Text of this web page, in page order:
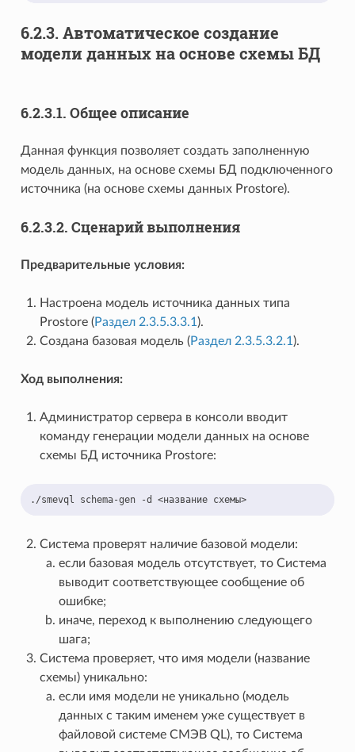
6.2.3. Автоматическое создание
модели данных на основе схемы БД
6.2.3.1. Общее описание
Данная функция позволяет создать заполненную
модель данных, на основе схемы БД подключенного
источника (на основе схемы данных Prostore).
6.2.3.2. Сценарий выполнения
Предварительные условия:
Настроена модель источника данных типа
Prostore (Раздел 2.3.5.3.3.1 ).
Создана базовая модель (Раздел 2.3.5.3.2.1 ).
Ход выполнения:
Администратор сервера в консоли вводит
команду генерации модели данных на основе
схемы БД источника Prostore:
./smevql schema-gen -d <название схемы>
Система проверят наличие базовой модели:
если базовая модель отсутствует, то Система
выводит соответствующее сообщение об
ошибке;
иначе, переход к выполнению следующего
шага;
Система проверяет, что имя модели (название
схемы) уникально:
если имя модели не уникально (модель
данных с таким именем уже существует в
файловой системе СМЭВ QL), то Система